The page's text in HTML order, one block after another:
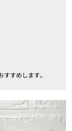
すめします。